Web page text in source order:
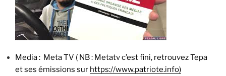
reçoit
François
Media : Meta TV ( NB : Metatv c’est fini, retrouvez Tepa
et ses émissions sur https://www.patriote.info)